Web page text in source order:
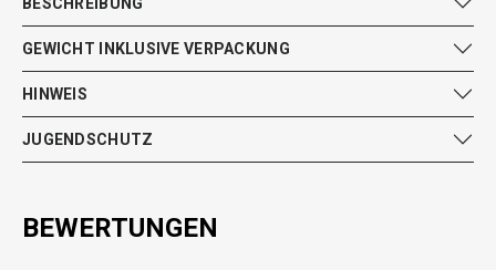
GEWICHT INKLUSIVE VERPACKUNG
HINWEIS
JUGENDSCHUTZ
BEWERTUNGEN